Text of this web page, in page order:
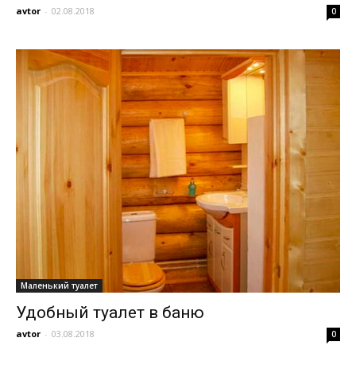
avtor - 02.08.2018 0
Маленький туалет
Удобный туалет в баню
avtor - 03.08.2018 0